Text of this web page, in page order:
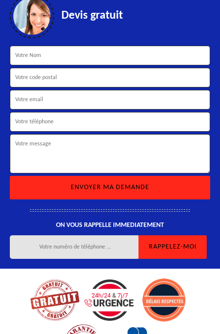
Devis gratuit
ON VOUS RAPPELLE IMMEDIATEMENT